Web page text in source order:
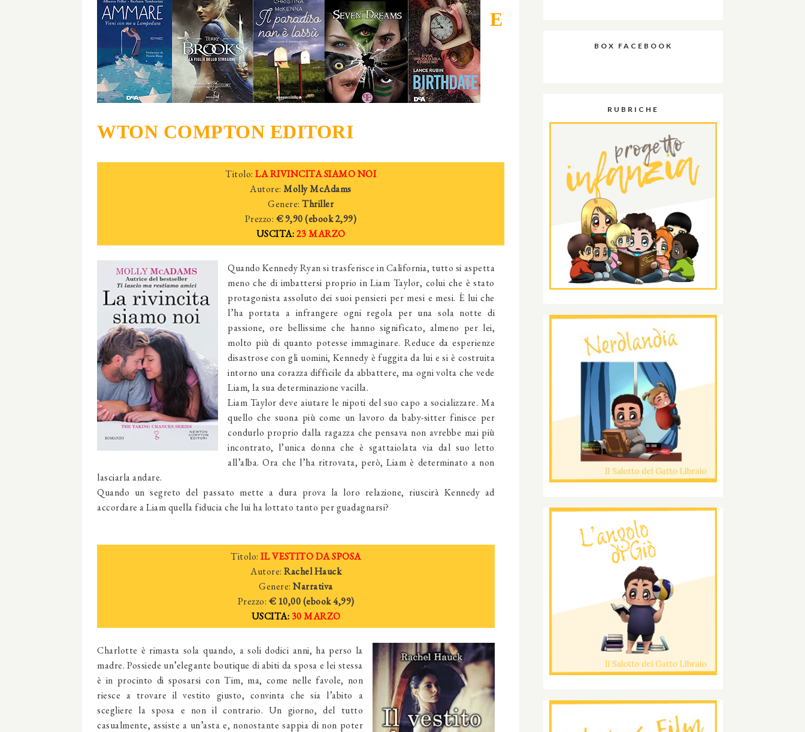
E
WTON COMPTON EDITORI
Titolo: LA RIVINCITA SIAMO NOI
Autore: Molly McAdams
Genere: Thriller
Prezzo: € 9,90 (ebook2,99)
USCITA:23MARZO
Quando Kennedy Ryan si trasferisce in California, tutto si aspetta
meno che di imbattersi proprio in Liam Taylor, colui che è stato
protagonista assoluto dei suoi pensieri per mesi e mesi. È lui che
l’ha portata a infrangere ogni regola per una sola notte di
passione, ore bellissime che hanno significato, almeno per lei,
molto più di quanto potesse immaginare. Reduce da esperienze
disastrose con gli uomini, Kennedy è fuggita da lui e si è costruita
intorno una corazza difficile da abbattere, ma ogni volta che vede
Liam, la sua determinazione vacilla.
Liam Taylor deve aiutare le nipoti del suo capo a socializzare. Ma
quello che suona più come un lavoro da baby-sitter finisce per
condurlo proprio dalla ragazza che pensava non avrebbe mai più
incontrato, l’unica donna che è sgattaiolata via dal suo letto
all’alba. Ora che l’ha ritrovata, però, Liam è determinato a non
lasciarla andare.
Quando un segreto del passato mette a dura prova la loro relazione, riuscirà Kennedy ad
accordare a Liam quella fiducia che lui ha lottato tanto per guadagnarsi?
Titolo:IL VESTITO DA SPOSA
Autore: Rachel Hauck
Genere:Narrativa
Prezzo: € 10,00 (ebook4,99)
USCITA: 30MARZO
Charlotte è rimasta sola quando, a soli dodici anni, ha perso la
madre. Possiede un’elegante boutique di abiti da sposa e lei stessa
è in procinto di sposarsi con Tim, ma, come nelle favole, non
riesce a trovare il vestito giusto, convinta che sia l’abito a
scegliere la sposa e non il contrario. Un giorno, del tutto
casualmente, assiste a un’asta e, nonostante sappia di non poter
BOX FACEBOOK
RUBRICHE